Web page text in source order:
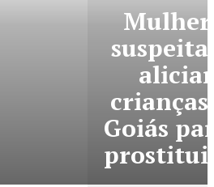
Mulher
suspeita
aliciar
crianças
Goiás